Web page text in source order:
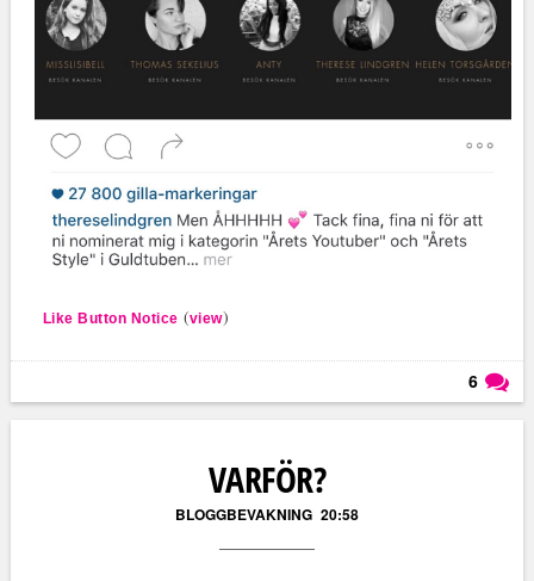
Like Button Notice (view)
6
VARFÖR?
BLOGGBEVAKNING 20:58